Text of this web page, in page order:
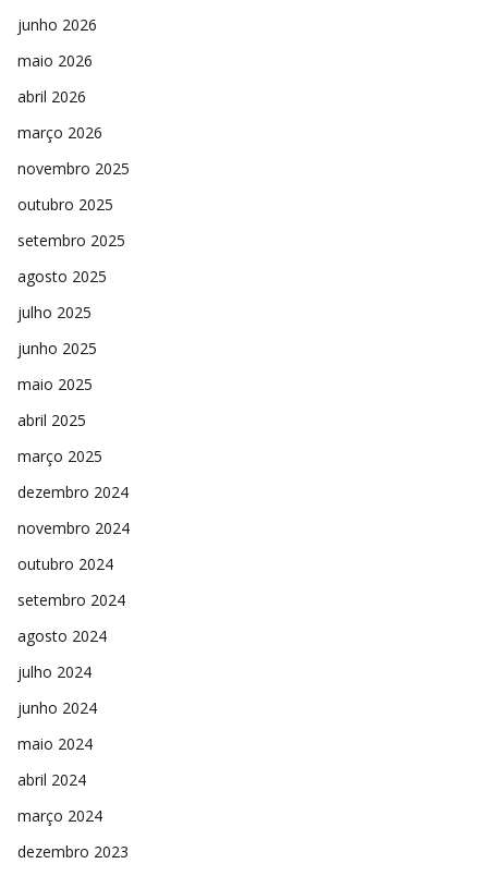
junho 2026
maio 2026
abril 2026
março 2026
novembro 2025
outubro 2025
setembro 2025
agosto 2025
julho 2025
junho 2025
maio 2025
abril 2025
março 2025
dezembro 2024
novembro 2024
outubro 2024
setembro 2024
agosto 2024
julho 2024
junho 2024
maio 2024
abril 2024
março 2024
dezembro 2023